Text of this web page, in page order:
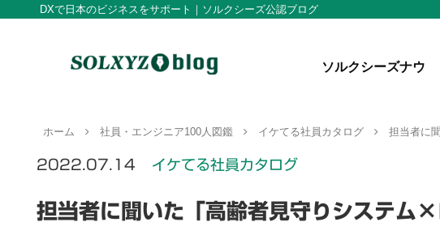
DXで日本のビジネスをサポート｜ソルクシーズ公認ブログ
ソルクシーズナウ
ホーム 社員・エンジニア100人図鑑 イケてる社員カタログ 担当者に
2022.07.14 イケてる社員カタログ
担当者に聞いた「高齢者見守りシステム